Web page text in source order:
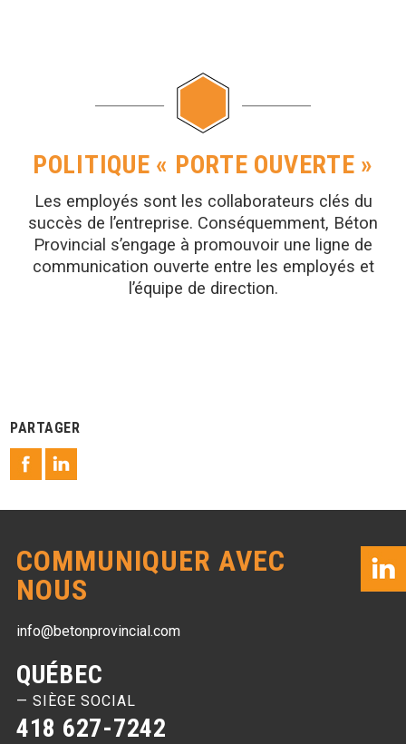
POLITIQUE « PORTE OUVERTE »
Les employés sont les collaborateurs clés du
succès de l’entreprise. Conséquemment, Béton
Provincial s’engage à promouvoir une ligne de
communication ouverte entre les employés et
l’équipe de direction.
PARTAGER
COMMUNIQUER AVEC
NOUS
info@betonprovincial.com
QUÉBEC
— SIÈGE SOCIAL
418 627-7242